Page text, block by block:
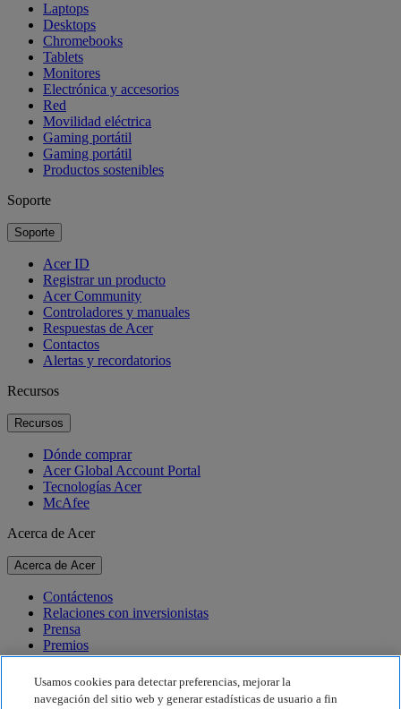
Laptops
Desktops
Chromebooks
Tablets
Monitores
Electrónica y accesorios
Red
Movilidad eléctrica
Gaming portátil
Gaming portátil
Productos sostenibles
Soporte
Soporte
Acer ID
Registrar un producto
Acer Community
Controladores y manuales
Respuestas de Acer
Contactos
Alertas y recordatorios
Recursos
Recursos
Dónde comprar
Acer Global Account Portal
Tecnologías Acer
McAfee
Acerca de Acer
Acerca de Acer
Contáctenos
Relaciones con inversionistas
Prensa
Premios
Eventos
Sostenibilidad
Usamos cookies para detectar preferencias, mejorar la
navegación del sitio web y generar estadísticas de usuario a fin